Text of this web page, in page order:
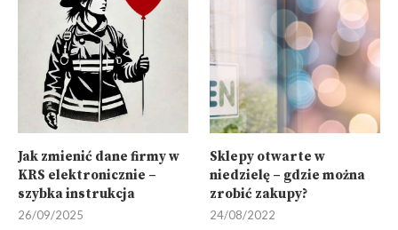
Jak zmienić dane firmy w
KRS elektronicznie –
szybka instrukcja
26/09/2025
Sklepy otwarte w
niedzielę – gdzie można
zrobić zakupy?
24/08/2022